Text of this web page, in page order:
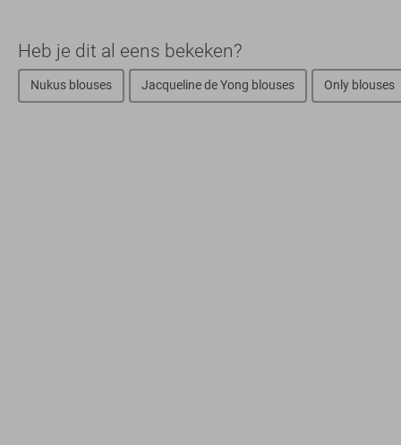
Heb je dit al eens bekeken?
Nukus blouses Jacqueline de Yong blouses Only blouses